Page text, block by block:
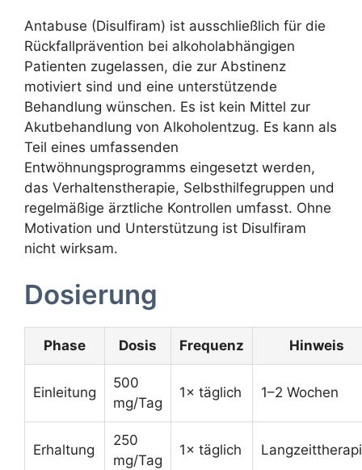
Antabuse (Disulfiram) ist ausschließlich für die
Rückfallprävention bei alkoholabhängigen
Patienten zugelassen, die zur Abstinenz
motiviert sind und eine unterstützende
Behandlung wünschen. Es ist kein Mittel zur
Akutbehandlung von Alkoholentzug. Es kann als
Teil eines umfassenden
Entwöhnungsprogramms eingesetzt werden,
das Verhaltenstherapie, Selbsthilfegruppen und
regelmäßige ärztliche Kontrollen umfasst. Ohne
Motivation und Unterstützung ist Disulfiram
nicht wirksam.
Dosierung
Phase Dosis Frequenz Hinweis
Einleitung
500
mg/Tag
1× täglich 1–2 Wochen
Erhaltung
250
mg/Tag
1× täglich